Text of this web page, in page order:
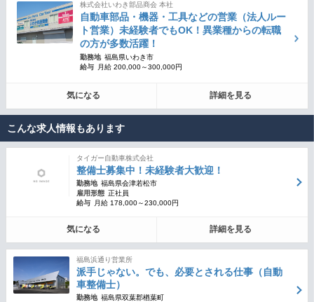
株式会社いわき部品商会 本社
自動車部品・機器・工具などの営業（法人ルー
ト営業）未経験者でもOK！異業種からの転職
の方が多数活躍！
勤務地 福島県いわき市
給与
月給 200,000～300,000円
気になる 詳細を見る
こんな求人情報もあります
タイガー自動車株式会社
整備士募集中！未経験者大歓迎！
勤務地 福島県会津若松市
雇用形態 正社員
給与
月給 178,000～230,000円
気になる 詳細を見る
福島浜通り営業所
派手じゃない。でも、必要とされる仕事（自動
車整備士）
勤務地 福島県双葉郡楢葉町